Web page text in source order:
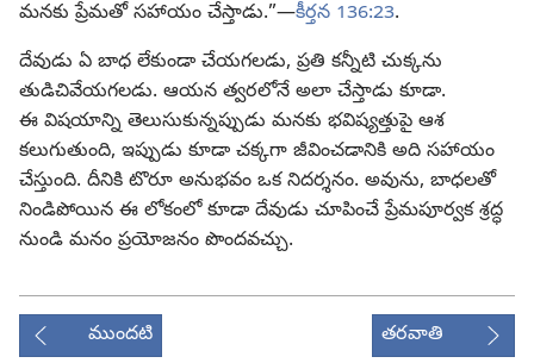
మనకు ప్రేమతో సహాయం చేస్తాడు.”—కీర్తన 136:23.
దేవుడు ఏ బాధ లేకుండా చేయగలడు, ప్రతి కన్నీటి చుక్కను
తుడిచివేయగలడు. ఆయన త్వరలోనే అలా చేస్తాడు కూడా.
ఈ విషయాన్ని తెలుసుకున్నప్పుడు మనకు భవిష్యత్తుపై ఆశ
కలుగుతుంది, ఇప్పుడు కూడా చక్కగా జీవించడానికి అది సహాయం
చేస్తుంది. దీనికి టొరూ అనుభవం ఒక నిదర్శనం. అవును, బాధలతో
నిండిపోయిన ఈ లోకంలో కూడా దేవుడు చూపించే ప్రేమపూర్వక శ్రద్ధ
నుండి మనం ప్రయోజనం పొందవచ్చు.
ముందటి తరవాతి